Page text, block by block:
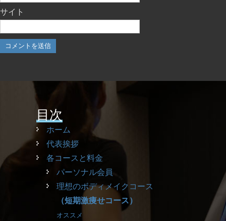
サイト
目次
ホーム
代表挨拶
各コースと料金
パーソナル会員
理想のボディメイクコース
（短期激痩せコース）
オススメ